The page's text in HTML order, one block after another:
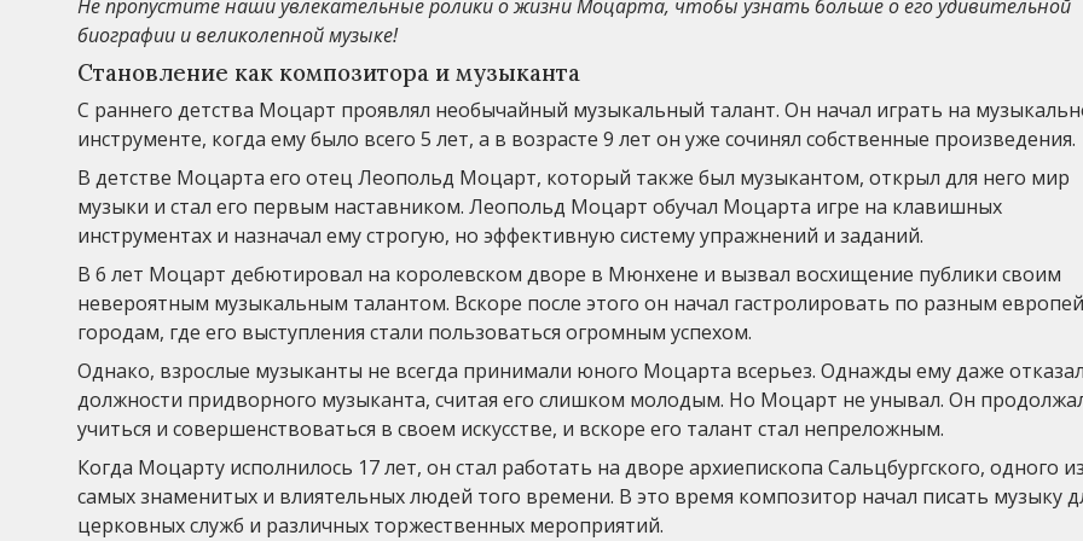
Не пропустите наши увлекательные ролики о жизни Моцарта, чтобы узнать больше о его удивительной
биографии и великолепной музыке!
Становление как композитора и музыканта
С раннего детства Моцарт проявлял необычайный музыкальный талант. Он начал играть на
инструменте, когда ему было всего 5 лет, а в возрасте 9 лет он уже сочинял собственные произведения.
В детстве Моцарта его отец Леопольд Моцарт, который также был музыкантом, открыл для него мир
музыки и стал его первым наставником. Леопольд Моцарт обучал Моцарта игре на клавишных
инструментах и назначал ему строгую, но эффективную систему упражнений и заданий.
В 6 лет Моцарт дебютировал на королевском дворе в Мюнхене и вызвал восхищение публики своим
невероятным музыкальным талантом. Вскоре после этого он начал гастролировать по разным
городам, где его выступления стали пользоваться огромным успехом.
Однако, взрослые музыканты не всегда принимали юного Моцарта всерьез. Однажды ему даже
должности придворного музыканта, считая его слишком молодым. Но Моцарт не унывал. Он
учиться и совершенствоваться в своем искусстве, и вскоре его талант стал непреложным.
Когда Моцарту исполнилось 17 лет, он стал работать на дворе архиепископа Сальцбургского, одного из
самых знаменитых и влиятельных людей того времени. В это время композитор начал писать музыку
церковных служб и различных торжественных мероприятий.